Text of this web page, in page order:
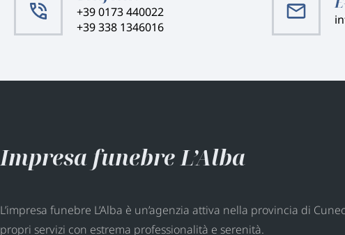
+39 0173 440022
+39 338 1346016
Impresa funebre L’Alba
L’impresa funebre L’Alba è un’agenzia attiva nella provincia di
propri servizi con estrema professionalità e serenità.